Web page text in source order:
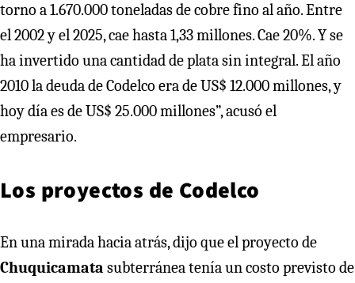
torno a 1.670.000 toneladas de cobre fino al año. Entre
el 2002 y el 2025, cae hasta 1,33 millones. Cae 20%. Y se
ha invertido una cantidad de plata sin integral. El año
2010 la deuda de Codelco era de US$ 12.000 millones, y
hoy día es de US$ 25.000 millones”, acusó el
empresario.
Los proyectos de Codelco
En una mirada hacia atrás, dijo que el proyecto de
Chuquicamata subterránea tenía un costo previsto de